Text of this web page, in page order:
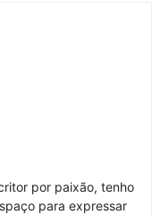
por paixão, tenho
para expressar